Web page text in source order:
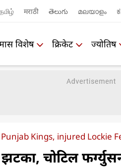
मराठी తెలుగు മലയാളം
विशेष क्रिकेट ज्योतिष
Kings, injured Lockie
चोटिल